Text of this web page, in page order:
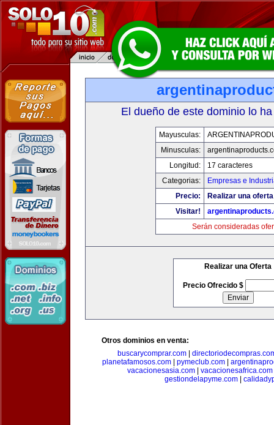
El dueño de este dominio lo
Mayusculas:
Minusculas:
Longitud:
17 caracteres
Categorias:
Empresas e
Precio:
Realizar una
Visitar!
Serán consideradas
Realizar una Oferta
Precio Ofrecido $
Otros dominios en venta:
buscarycomprar.com|
planetafamosos.com| pymeclub.com|
vacacionesasia.com
vacacionesafrica.com
gestiondelapyme.com|